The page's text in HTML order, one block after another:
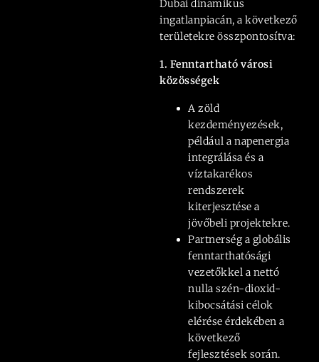
Dubai dinamikus
ingatlanpiacán, a következő
területekre összpontosítva:
1. Fenntartható városi
közösségek
A zöld
kezdeményezések,
például a napenergia
integrálása és a
víztakarékos
rendszerek
kiterjesztése a
jövőbeli projektekre.
Partnerség a globális
fenntarthatósági
vezetőkkel a nettó
nulla szén-dioxid-
kibocsátási célok
elérése érdekében a
következő
fejlesztések során.